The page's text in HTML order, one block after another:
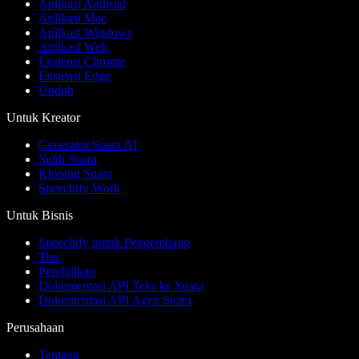
Aplikasi Android
Aplikasi Mac
Aplikasi Windows
Aplikasi Web
Ekstensi Chrome
Ekstensi Edge
Unduh
Untuk Kreator
Generator Suara AI
Sulih Suara
Kloning Suara
Speechify Work
Untuk Bisnis
Speechify untuk Pengembang
Tim
Pendidikan
Dokumentasi API Teks ke Suara
Dokumentasi API Agen Suara
Perusahaan
Tentang